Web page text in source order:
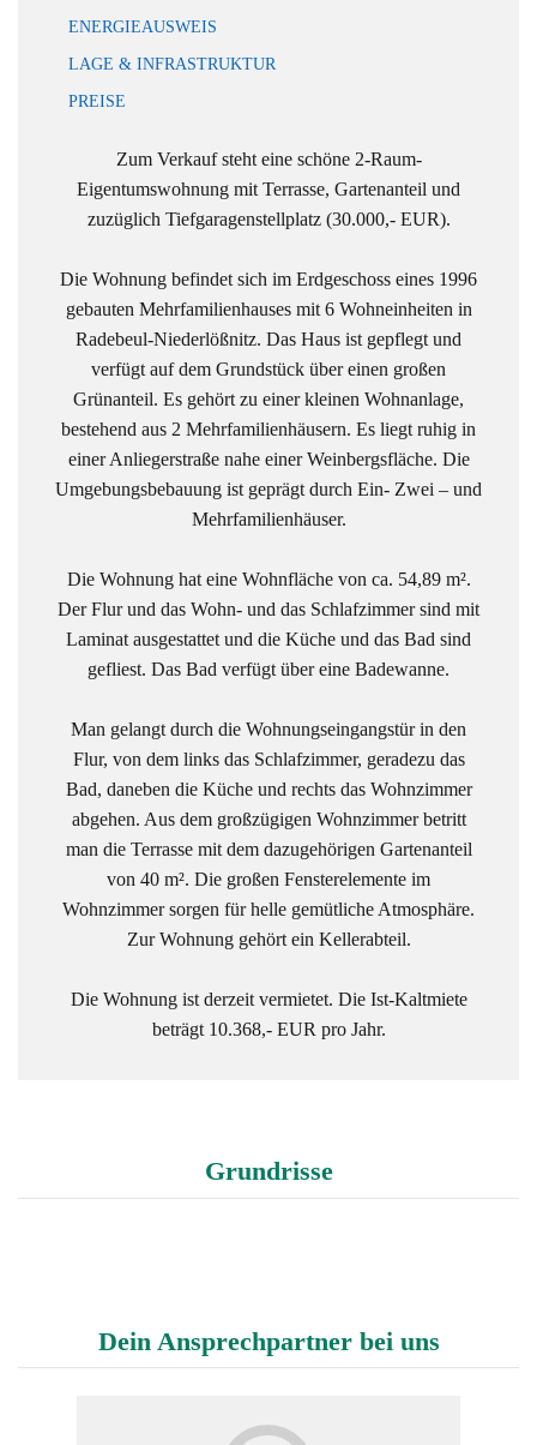
ENERGIEAUSWEIS
LAGE & INFRASTRUKTUR
PREISE
Zum Verkauf steht eine schöne 2-Raum-
Eigentumswohnung mit Terrasse, Gartenanteil und
zuzüglich Tiefgaragenstellplatz (30.000,- EUR).
Die Wohnung befindet sich im Erdgeschoss eines 1996
gebauten Mehrfamilienhauses mit 6 Wohneinheiten in
Radebeul-Niederlößnitz. Das Haus ist gepflegt und
verfügt auf dem Grundstück über einen großen
Grünanteil. Es gehört zu einer kleinen Wohnanlage,
bestehend aus 2 Mehrfamilienhäusern. Es liegt ruhig in
einer Anliegerstraße nahe einer Weinbergsfläche. Die
Umgebungsbebauung ist geprägt durch Ein- Zwei – und
Mehrfamilienhäuser.
Die Wohnung hat eine Wohnfläche von ca. 54,89 m².
Der Flur und das Wohn- und das Schlafzimmer sind mit
Laminat ausgestattet und die Küche und das Bad sind
gefliest. Das Bad verfügt über eine Badewanne.
Man gelangt durch die Wohnungseingangstür in den
Flur, von dem links das Schlafzimmer, geradezu das
Bad, daneben die Küche und rechts das Wohnzimmer
abgehen. Aus dem großzügigen Wohnzimmer betritt
man die Terrasse mit dem dazugehörigen Gartenanteil
von 40 m². Die großen Fensterelemente im
Wohnzimmer sorgen für helle gemütliche Atmosphäre.
Zur Wohnung gehört ein Kellerabteil.
Die Wohnung ist derzeit vermietet. Die Ist-Kaltmiete
beträgt 10.368,- EUR pro Jahr.
Grundrisse
Dein Ansprechpartner bei uns